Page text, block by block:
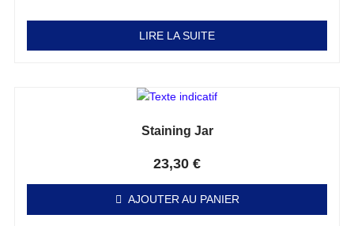
LIRE LA SUITE
Staining Jar
23,30 €
AJOUTER AU PANIER